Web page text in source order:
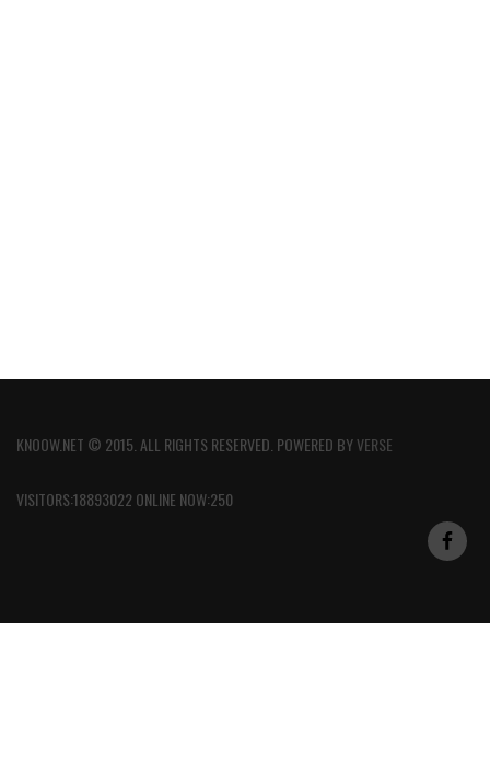
KNOOW.NET © 2015. ALL RIGHTS RESERVED. POWERED BYVERSE
VISITORS:18893022 ONLINE NOW:250